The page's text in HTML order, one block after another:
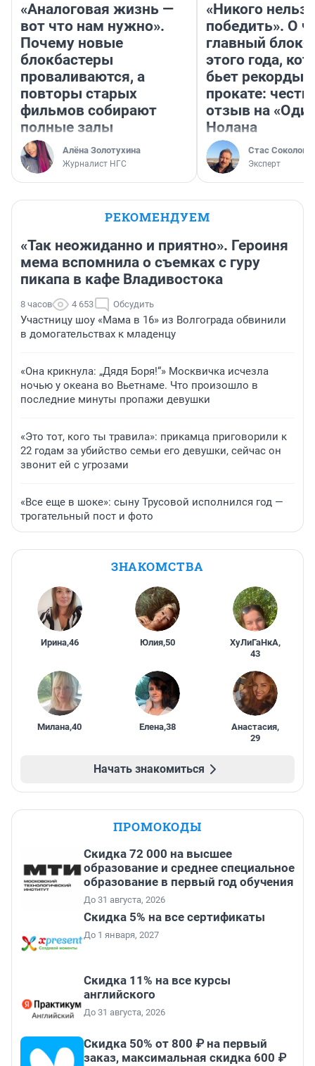
«Аналоговая жизнь —
вот что нам нужно».
Почему новые
блокбастеры
проваливаются, а
повторы старых
фильмов собирают
полные залы
Алёна Золотухина
Журналист НГС
«Никого нельзя
победить». О
главный
этого года,
бьет рекорды в
прокате:
отзыв на
Нолана
Стас Соколов
Эксперт
РЕКОМЕНДУЕМ
«Так неожиданно и приятно». Героиня
мема вспомнила о съемках с гуру
пикапа в кафе Владивостока
8 часов 4 653 Обсудить
Участницу шоу «Мама в 16» из Волгограда обвинили
в домогательствах к младенцу
«Она крикнула: „Дядя Боря!“» Москвичка исчезла
ночью у океана во Вьетнаме. Что произошло в
последние минуты пропажи девушки
«Это тот, кого ты травила»: прикамца приговорили к
22 годам за убийство семьи его девушки, сейчас он
звонит ей с угрозами
«Все еще в шоке»: сыну Трусовой исполнился год —
трогательный пост и фото
ЗНАКОМСТВА
Ирина,46 Юлия,50 ХуЛиГаНкА,
43
Милана,40 Елена,38 Анастасия,
29
Начать знакомиться
ПРОМОКОДЫ
Скидка 72 000 на высшее
образование и среднее специальное
образование в первый год обучения
До 31 августа, 2026
Скидка 5% на все сертификаты
До 1 января, 2027
Скидка 11% на все курсы
английского
До 31 августа, 2026
Скидка 50% от 800 ₽ на первый
заказ, максимальная скидка 600 ₽